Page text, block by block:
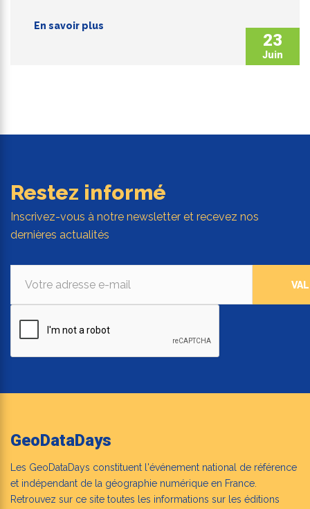
En savoir plus
23
Juin
Restez informé
Inscrivez-vous à notre newsletter et recevez nos
dernières actualités
GeoDataDays
Les GeoDataDays constituent l'événement national de référence
et indépendant de la géographie numérique en France.
Retrouvez sur ce site toutes les informations sur les éditions